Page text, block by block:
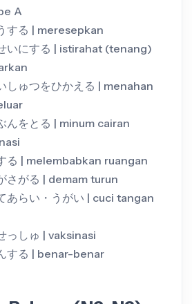
A
する | meresepkan
いにする | istirahat (tenang)
しゅつをひかえる | menahan
んをとる | minum cairan
る | melembabkan ruangan
さがる | demam turun
あらい・うがい | cuci tangan
っしゅ | vaksinasi
する | benar-benar